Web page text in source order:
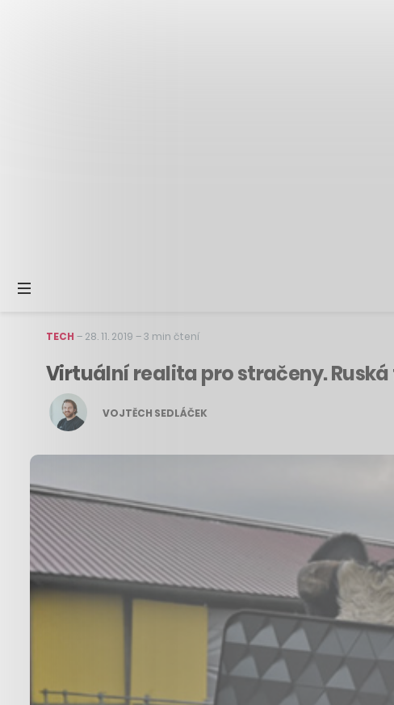
TECH – 28. 11. 2019 –3 min čtení
Virtuální realita pro stračeny.
VOJTĚCH SEDLÁČEK